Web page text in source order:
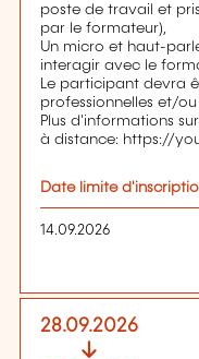
poste de travail et
par le formateur),
Un micro et haut-
interagir avec le
Le participant devra
professionnelles et/
Plus d'informations
à distance: https://
Date limite
14.09.2026
28.09.2026